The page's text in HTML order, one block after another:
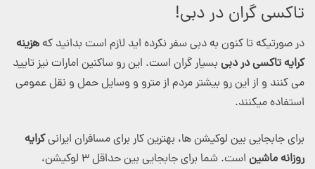
تاکسی گران در دبی!
در صورتیکه تا کنون به دبی سفر نکرده اید لازم است بدانید کههزینه
کرایه تاکسی در دبی بسیار گران است. این رو ساکنین امارات نیز تایید
می کنند و از این رو بیشتر مردم از مترو و وسایل حمل و نقل عمومی
استفاده میکنند.
برای جابجایی بین لوکیشن ها، بهترین کار برای مسافران ایرانیکرایه
روزانه ماشین
است. شما برای جابجایی بین حداقل ۳ لوکیشن،